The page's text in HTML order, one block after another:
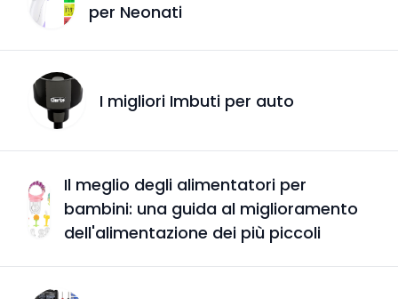
per Neonati
I migliori Imbuti per auto
Il meglio degli alimentatori per
bambini: una guida al miglioramento
dell'alimentazione dei più piccoli